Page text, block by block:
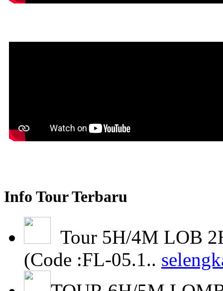
Info Tour Terbaru
Tour 5H/4M LOB
(Code :FL-05.1..